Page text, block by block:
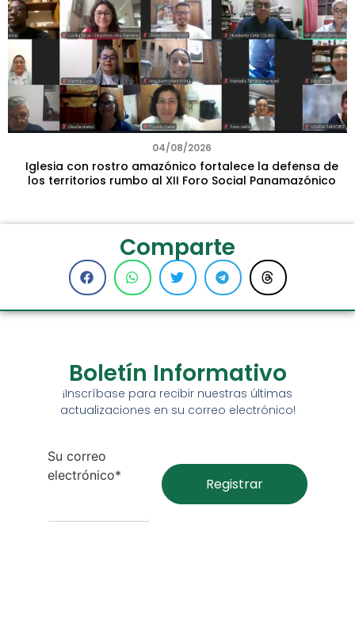
04/08/2026
Iglesia con rostro amazónico fortalece la defensa de
los territorios rumbo al XII Foro Social Panamazónico
Comparte
Boletín Informativo
¡Inscríbase para recibir nuestras últimas
actualizaciones en su correo electrónico!
Su correo
electrónico*